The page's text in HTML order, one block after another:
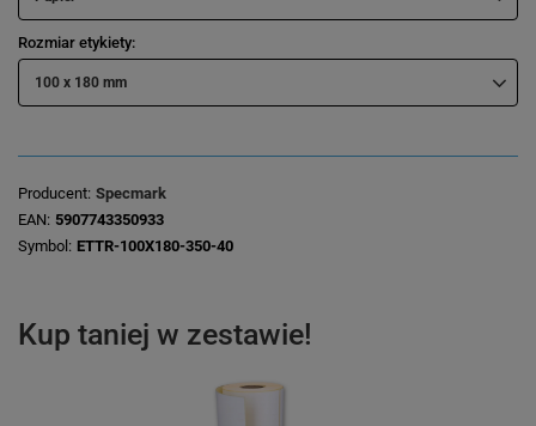
Rozmiar etykiety
100 x 180 mm
Producent Specmark
EAN 5907743350933
Symbol ETTR-100X180-350-40
Kup taniej w zestawie!